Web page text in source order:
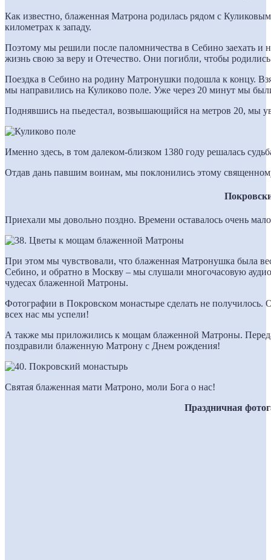
Как известно, блаженная Матрона родилась рядом с
километрах к западу.
Поэтому мы решили после паломничества в Себино заехать и
жизнь свою за веру и Отечество. Они погибли, чтобы
Поездка в Себино на родину Матронушки подошла к концу.
мы направились на Куликово поле. Уже через 20 минут мы
Поднявшись на пьедестал, возвышающийся на метров 20, мы
Именно здесь, в том далеком-близком 1380 году решалась
Отдав дань павшим воинам, мы поклонились этому
Приехали мы довольно поздно. Времени оставалось очень
При этом мы чувствовали, что блаженная Матронушка была
Себино, и обратно в Москву – мы слушали многочасовую
чудесах блаженной Матроны.
Фотографии в Покровском монастыре сделать не
всех нас мы успели!
А также мы приложились к мощам блаженной Матроны.
поздравили блаженную Матрону с Днем рождения!
Святая блаженная мати Матроно, моли Бога о нас!
Праздничная